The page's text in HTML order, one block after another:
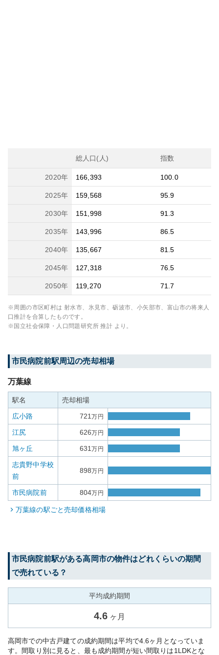
総人口(人) 指数
2020年 166,393 100.0
2025年 159,568 95.9
2030年 151,998 91.3
2035年 143,996 86.5
2040年 135,667 81.5
2045年 127,318 76.5
2050年 119,270 71.7
※周囲の市区町村は 射水市、氷見市、砺波市、小矢部市、富山市の将来人
口推計を合算したものです。
※国立社会保障・人口問題研究所 推計 より。
市民病院前駅周辺の売却相場
万葉線
駅名 売却相場
広小路 721万円
江尻 626万円
旭ヶ丘 631万円
志貴野中学校
前
898万円
市民病院前 804万円
万葉線の駅ごと売却価格相場
市民病院前駅がある高岡市の物件はどれくらいの期間
で売れている？
平均成約期間
4.6 ヶ月
高岡市での中古戸建ての成約期間は平均で4.6ヶ月となっていま
す。間取り別に見ると、最も成約期間が短い間取りは1LDKとな